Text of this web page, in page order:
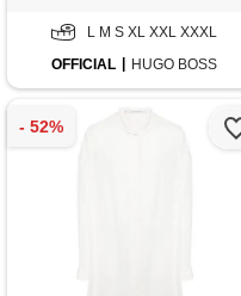
L M S XL XXL XXXL
OFFICIAL
HUGO BOSS